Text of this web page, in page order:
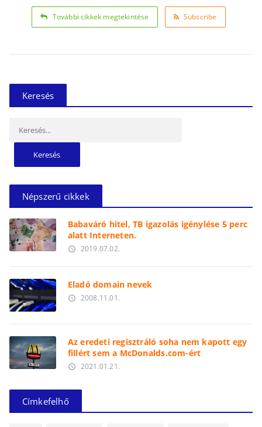
További cikkek megtekintése Subscribe
Keresés
Népszerű cikkek
Babaváró hitel, TB igazolás igénylése 5 perc
alatt Interneten.
access_time 2019.07.02.
Eladó domain nevek
access_time 2008.11.01.
Az eredeti regisztráló soha nem kapott egy
fillért sem a McDonalds.com-ért
access_time 2021.01.21.
Címkefelhő